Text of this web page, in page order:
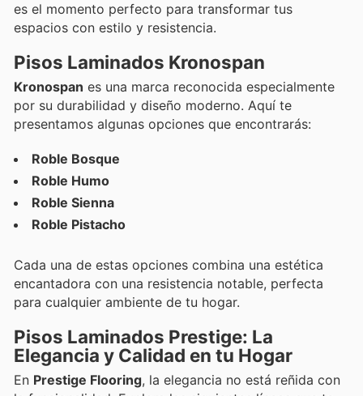
es el momento perfecto para transformar tus
espacios con estilo y resistencia.
Pisos Laminados Kronospan
Kronospan es una marca reconocida especialmente
por su durabilidad y diseño moderno. Aquí te
presentamos algunas opciones que encontrarás:
Roble Bosque
Roble Humo
Roble Sienna
Roble Pistacho
Cada una de estas opciones combina una estética
encantadora con una resistencia notable, perfecta
para cualquier ambiente de tu hogar.
Pisos Laminados Prestige: La
Elegancia y Calidad en tu Hogar
En Prestige Flooring, la elegancia no está reñida con